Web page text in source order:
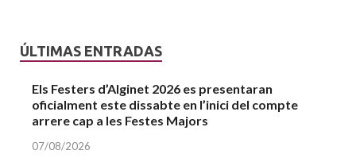
ÚLTIMAS ENTRADAS
Els Festers d’Alginet 2026 es presentaran
oficialment este dissabte en l’inici del compte
arrere cap a les Festes Majors
07/08/2026